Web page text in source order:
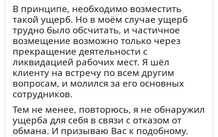
возможности возместить им, то помогать
иным нуждающимся людям.
Что делать? Избавляться от нечестно
приобретенного и честно начать
зарабатывать на свои нужды и для
близких. А путь к Богу никак не связан с
уровнем материального достатка.
Чистота совести - это главный приоритет,
но ее не получится очистить от прежних
преступлений без искреннего обращения
к Богу.
В принципе, необходимо возместить
такой ущерб. Но в моём случае ущерб
трудно было обсчитать, и частичное
возмещение возможно только через
прекращение деятельности с
ликвидацией рабочих мест. Я шёл
клиенту на встречу по всем другим
вопросам, и молился за его основных
сотрудников.
Тем не менее, повторюсь, я не обнаружил
ущерба для себя в связи с отказом от
обмана. И призываю Вас к подобному.